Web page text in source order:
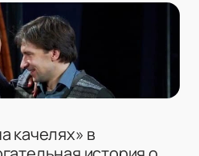
качелях» в